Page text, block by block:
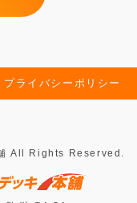
プライバシーポリシー
All Rights Reserved.